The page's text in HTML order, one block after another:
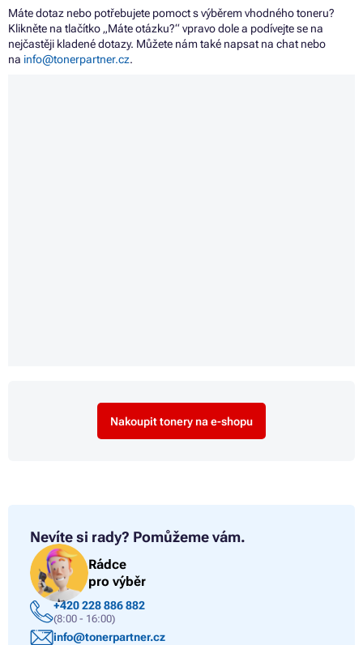
Máte dotaz nebo potřebujete pomoct s výběrem vhodného toneru?
Klikněte na tlačítko „Máte otázku?“ vpravo dole a podívejte se na
nejčastěji kladené dotazy. Můžete nám také napsat na chat nebo
na info@tonerpartner.cz.
Nakoupit tonery na e-shopu
Nevíte si rady? Pomůžeme vám.
Rádce
pro výběr
+420 228 886 882
(8:00 - 16:00)
info@tonerpartner.cz